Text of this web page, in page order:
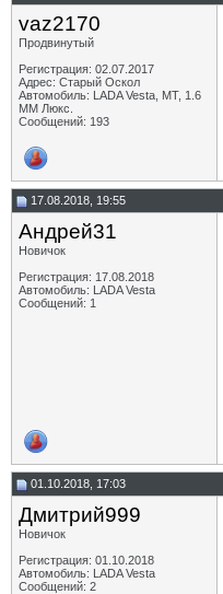
vaz2170
Продвинутый
Регистрация: 02.07.2017
Адрес: Старый Оскол
Автомобиль: LADA Vesta, МТ, 1.6
ММ Люкс.
Сообщений: 193
17.08.2018, 19:55
Андрей31
Новичок
Регистрация: 17.08.2018
Автомобиль: LADA Vesta
Сообщений: 1
01.10.2018, 17:03
Дмитрий999
Новичок
Регистрация: 01.10.2018
Автомобиль: LADA Vesta
Сообщений: 2